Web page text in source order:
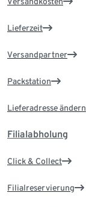
Lieferzeit
Versandpartner
Packstation
Lieferadresse ändern
Filialabholung
Click & Collect
Filialreservierung